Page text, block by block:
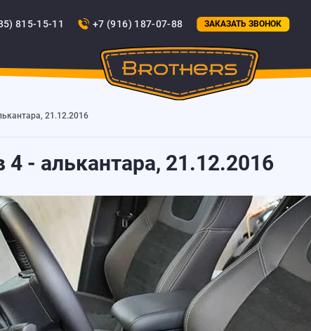
815-15-11 +7 (916) 187-07-88 ЗАКАЗАТЬ ЗВОНОК
21.12.2016
- алькантара, 21.12.2016